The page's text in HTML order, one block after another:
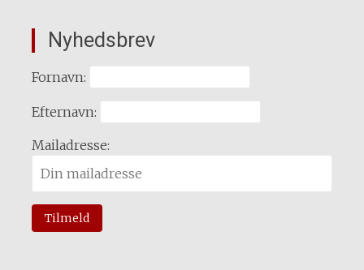
Nyhedsbrev
Fornavn:
Efternavn:
Mailadresse: